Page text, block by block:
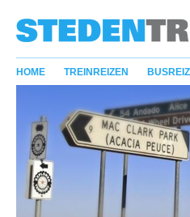
HOME TREINREIZEN